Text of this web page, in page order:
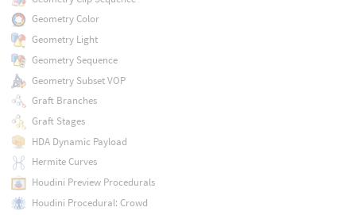
Geometry Color
Geometry Light
Geometry Sequence
Geometry Subset VOP
Graft Branches
Graft Stages
HDA Dynamic Payload
Hermite Curves
Houdini Preview Procedurals
Houdini Procedural: Crowd